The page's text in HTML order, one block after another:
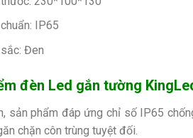
IP65
Đen
đèn Led gắn tường
sản phẩm đáp ứng chỉ số IP65
chặn côn trùng tuyệt đối.